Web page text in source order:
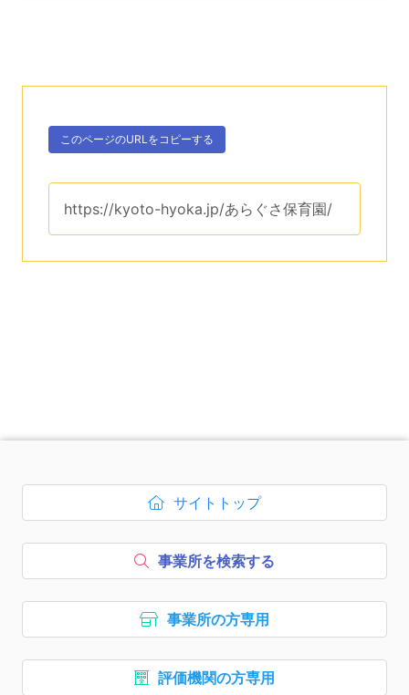
ボタン、
このページのURLをコピーする
。
このページのURLは、
https://kyoto-hyoka.jp/あらぐさ保育園/
次のコンテンツはページのフ
ボタン1、
サイトトップ
を開く
ボタン2、
事業所を検索する
ボタン3、
事業所の方専用
ボタン4、
評価機関の方専用